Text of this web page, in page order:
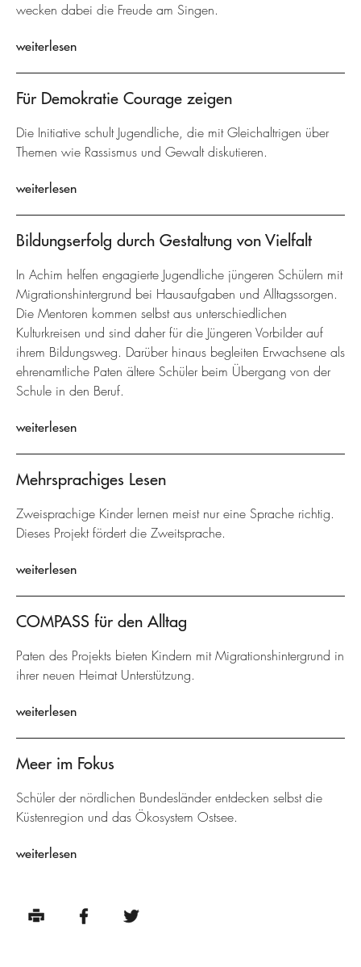
wecken dabei die Freude am Singen.
weiterlesen
Für Demokratie Courage zeigen
Die Initiative schult Jugendliche, die mit Gleichaltrigen über
Themen wie Rassismus und Gewalt diskutieren.
weiterlesen
Bildungserfolg durch Gestaltung von Vielfalt
In Achim helfen engagierte Jugendliche jüngeren Schülern mit
Migrationshintergrund bei Hausaufgaben und Alltagssorgen.
Die Mentoren kommen selbst aus unterschiedlichen
Kulturkreisen und sind daher für die Jüngeren Vorbilder auf
ihrem Bildungsweg. Darüber hinaus begleiten Erwachsene als
ehrenamtliche Paten ältere Schüler beim Übergang von der
Schule in den Beruf.
weiterlesen
Mehrsprachiges Lesen
Zweisprachige Kinder lernen meist nur eine Sprache richtig.
Dieses Projekt fördert die Zweitsprache.
weiterlesen
COMPASS für den Alltag
Paten des Projekts bieten Kindern mit Migrationshintergrund in
ihrer neuen Heimat Unterstützung.
weiterlesen
Meer im Fokus
Schüler der nördlichen Bundesländer entdecken selbst die
Küstenregion und das Ökosystem Ostsee.
weiterlesen